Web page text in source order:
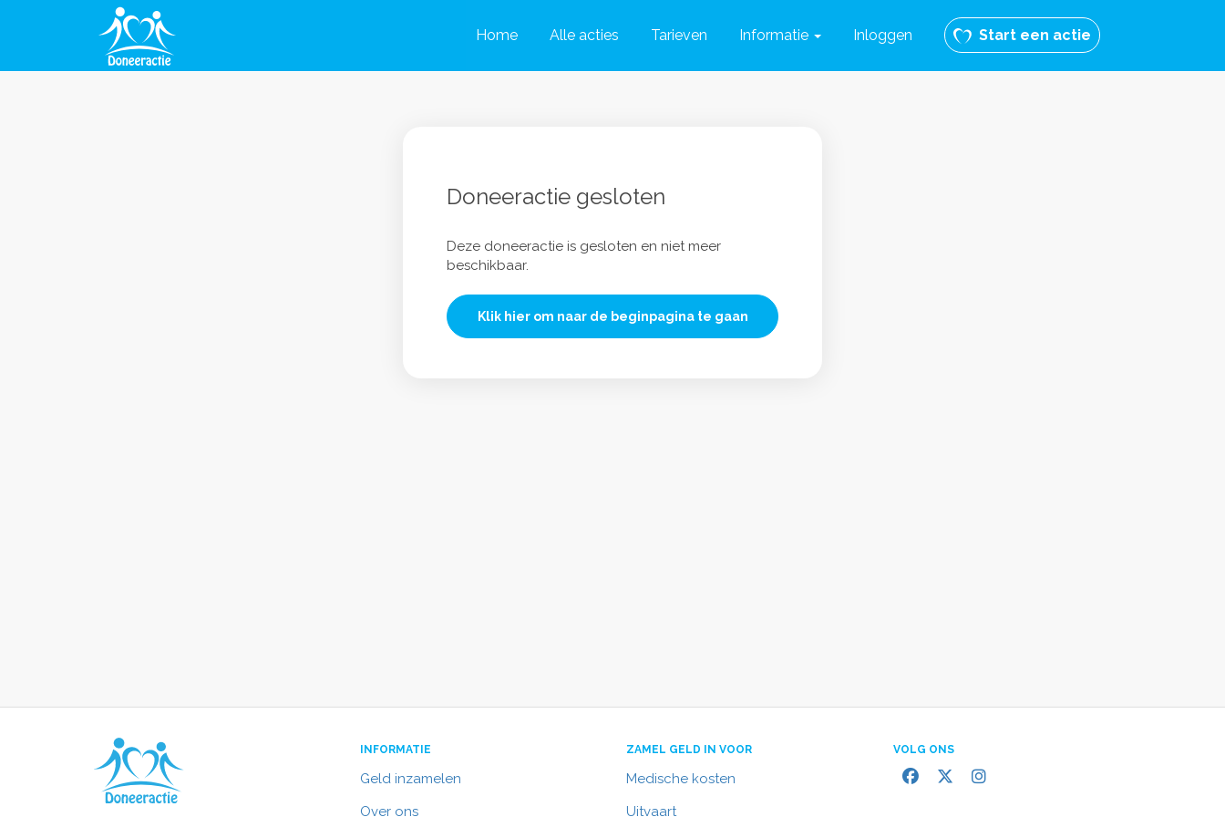
Home Alle acties Tarieven Informatie Inloggen Start een actie
Doneeractie gesloten
Deze doneeractie is gesloten en niet meer
beschikbaar.
Klik hier om naar de beginpagina te gaan
INFORMATIE
Geld inzamelen
Over ons
ZAMEL GELD IN VOOR
Medische kosten
Uitvaart
VOLG ONS